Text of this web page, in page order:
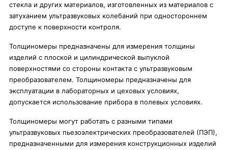
стекла и других материалов, изготовленных из материалов с
затуханием ультразвуковых колебаний при одностороннем
доступе к поверхности контроля.
Толщиномеры предназначены для измерения толщины
изделий с плоской и цилиндрической выпуклой
поверхностями со стороны контакта с ультразвуковым
преобразователем. Толщиномеры предназначены для
эксплуатации в лабораторных и цеховых условиях,
допускается использование прибора в полевых условиях.
Толщиномеры могут работать с разными типами
ультразвуковых пьезоэлектрических преобразователей (ПЭП),
предназначенными для измерения конструкционных изделий